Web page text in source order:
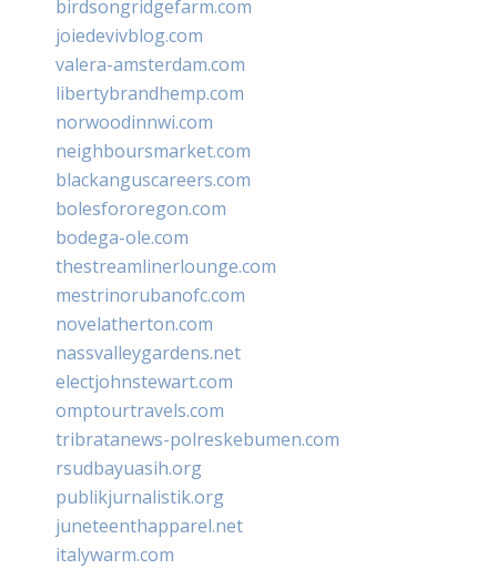
birdsongridgefarm.com
joiedevivblog.com
valera-amsterdam.com
libertybrandhemp.com
norwoodinnwi.com
neighboursmarket.com
blackanguscareers.com
bolesfororegon.com
bodega-ole.com
thestreamlinerlounge.com
mestrinorubanofc.com
novelatherton.com
nassvalleygardens.net
electjohnstewart.com
omptourtravels.com
tribratanews-polreskebumen.com
rsudbayuasih.org
publikjurnalistik.org
juneteenthapparel.net
italywarm.com